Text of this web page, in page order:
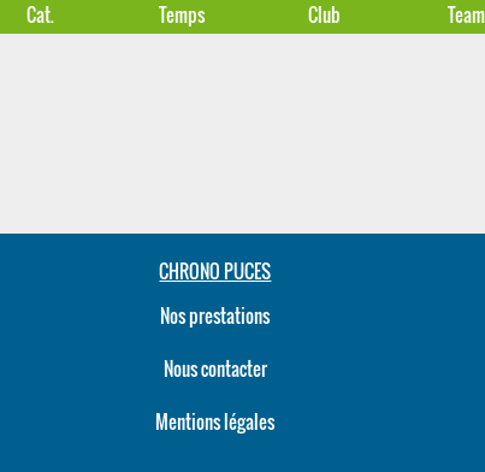
Cat. Temps Club Team
CHRONO PUCES
Nos prestations
Nous contacter
Mentions légales